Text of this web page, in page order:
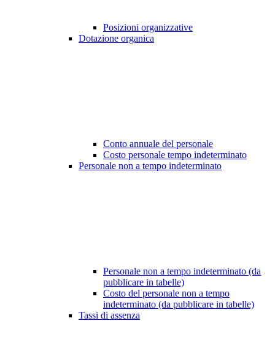
Posizioni organizzative
Dotazione organica
Conto annuale del personale
Costo personale tempo indeterminato
Personale non a tempo indeterminato
Personale non a tempo indeterminato (da
pubblicare in tabelle)
Costo del personale non a tempo
indeterminato (da pubblicare in tabelle)
Tassi di assenza